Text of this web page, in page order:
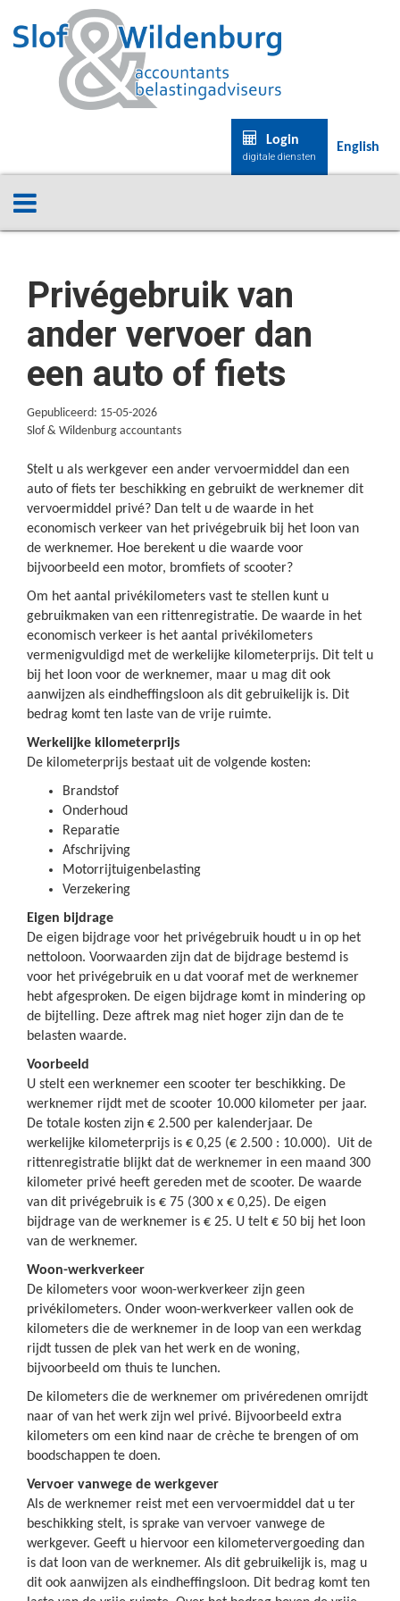
Login
digitale diensten
English
Privégebruik van
ander vervoer dan
een auto of fiets
Gepubliceerd: 15-05-2026
Slof & Wildenburg accountants
Stelt u als werkgever een ander vervoermiddel dan een
auto of fiets ter beschikking en gebruikt de werknemer dit
vervoermiddel privé? Dan telt u de waarde in het
economisch verkeer van het privégebruik bij het loon van
de werknemer. Hoe berekent u die waarde voor
bijvoorbeeld een motor, bromfiets of scooter?
Om het aantal privékilometers vast te stellen kunt u
gebruikmaken van een rittenregistratie. De waarde in het
economisch verkeer is het aantal privékilometers
vermenigvuldigd met de werkelijke kilometerprijs. Dit telt u
bij het loon voor de werknemer, maar u mag dit ook
aanwijzen als eindheffingsloon als dit gebruikelijk is. Dit
bedrag komt ten laste van de vrije ruimte.
Werkelijke kilometerprijs
De kilometerprijs bestaat uit de volgende kosten:
Brandstof
Onderhoud
Reparatie
Afschrijving
Motorrijtuigenbelasting
Verzekering
Eigen bijdrage
De eigen bijdrage voor het privégebruik houdt u in op het
nettoloon. Voorwaarden zijn dat de bijdrage bestemd is
voor het privégebruik en u dat vooraf met de werknemer
hebt afgesproken. De eigen bijdrage komt in mindering op
de bijtelling. Deze aftrek mag niet hoger zijn dan de te
belasten waarde.
Voorbeeld
U stelt een werknemer een scooter ter beschikking. De
werknemer rijdt met de scooter 10.000 kilometer per jaar.
De totale kosten zijn € 2.500 per kalenderjaar. De
werkelijke kilometerprijs is € 0,25 (€ 2.500 : 10.000). Uit de
rittenregistratie blijkt dat de werknemer in een maand 300
kilometer privé heeft gereden met de scooter. De waarde
van dit privégebruik is € 75 (300 x € 0,25). De eigen
bijdrage van de werknemer is € 25. U telt € 50 bij het loon
van de werknemer.
Woon-werkverkeer
De kilometers voor woon-werkverkeer zijn geen
privékilometers. Onder woon-werkverkeer vallen ook de
kilometers die de werknemer in de loop van een werkdag
rijdt tussen de plek van het werk en de woning,
bijvoorbeeld om thuis te lunchen.
De kilometers die de werknemer om privéredenen omrijdt
naar of van het werk zijn wel privé. Bijvoorbeeld extra
kilometers om een kind naar de crèche te brengen of om
boodschappen te doen.
Vervoer vanwege de werkgever
Als de werknemer reist met een vervoermiddel dat u ter
beschikking stelt, is sprake van vervoer vanwege de
werkgever. Geeft u hiervoor een kilometervergoeding dan
is dat loon van de werknemer. Als dit gebruikelijk is, mag u
dit ook aanwijzen als eindheffingsloon. Dit bedrag komt ten